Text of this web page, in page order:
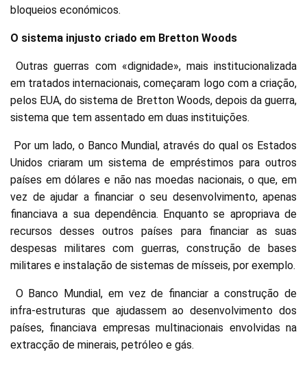
bloqueios económicos.
O sistema injusto criado em Bretton Woods
Outras guerras com «dignidade», mais institucionalizada
em tratados internacionais, começaram logo com a criação,
pelos EUA, do sistema de Bretton Woods, depois da guerra,
sistema que tem assentado em duas instituições.
Por um lado, o Banco Mundial, através do qual os Estados
Unidos criaram um sistema de empréstimos para outros
países em dólares e não nas moedas nacionais, o que, em
vez de ajudar a financiar o seu desenvolvimento, apenas
financiava a sua dependência. Enquanto se apropriava de
recursos desses outros países para financiar as suas
despesas militares com guerras, construção de bases
militares e instalação de sistemas de mísseis, por exemplo.
O Banco Mundial, em vez de financiar a construção de
infra-estruturas que ajudassem ao desenvolvimento dos
países, financiava empresas multinacionais envolvidas na
extracção de minerais, petróleo e gás.